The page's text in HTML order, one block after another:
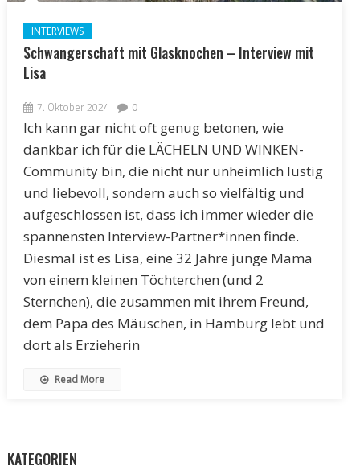
INTERVIEWS
Schwangerschaft mit Glasknochen – Interview mit
Lisa
7. Oktober 2024 0
Ich kann gar nicht oft genug betonen, wie
dankbar ich für die LÄCHELN UND WINKEN-
Community bin, die nicht nur unheimlich lustig
und liebevoll, sondern auch so vielfältig und
aufgeschlossen ist, dass ich immer wieder die
spannensten Interview-Partner*innen finde.
Diesmal ist es Lisa, eine 32 Jahre junge Mama
von einem kleinen Töchterchen (und 2
Sternchen), die zusammen mit ihrem Freund,
dem Papa des Mäuschen, in Hamburg lebt und
dort als Erzieherin
Read More
KATEGORIEN